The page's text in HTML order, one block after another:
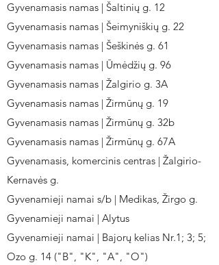
Gyvenamasis namas | Šaltinių g. 12
Gyvenamasis namas | Šeimyniškių g. 22
Gyvenamasis namas | Šeškinės g. 61
Gyvenamasis namas | Ūmėdžių g. 96
Gyvenamasis namas | Žalgirio g. 3A
Gyvenamasis namas | Žirmūnų g. 19
Gyvenamasis namas | Žirmūnų g. 32b
Gyvenamasis namas | Žirmūnų g. 67A
Gyvenamasis, komercinis centras | Žalgirio-
Kernavės g.
Gyvenamieji namai s/b | Medikas, Žirgo g.
Gyvenamieji namai | Alytus
Gyvenamieji namai | Bajorų kelias Nr.1; 3; 5;
Ozo g. 14 ("B", "K", "A", "O")